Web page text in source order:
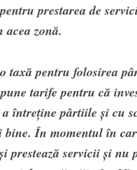
prestarea de
zonă.
taxă pentru folosirea
tarife pentru că
întreține pârtiile și cu
bine. În momentul în
prestează servicii și nu